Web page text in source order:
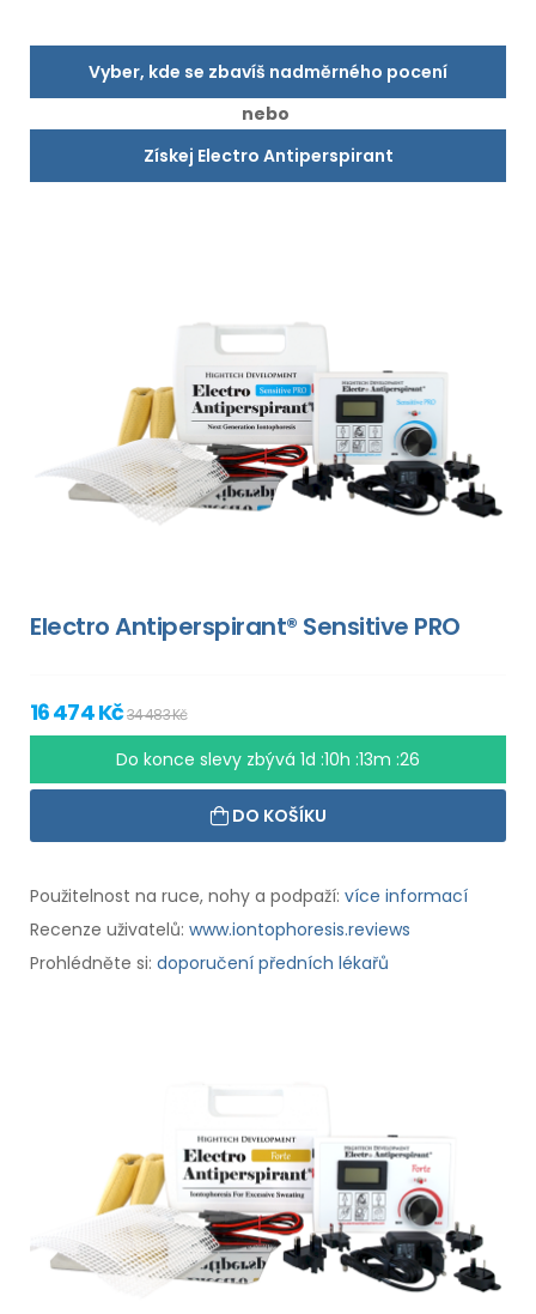
Vyber, kde se zbavíš nadměrného pocení
nebo
Získej Electro Antiperspirant
Electro Antiperspirant® Sensitive PRO
16 474 Kč34 483 Kč
Do konce slevy zbývá1d :10h :13m :25
DO KOŠÍKU
Použitelnost na ruce, nohy a podpaží: více informací
Recenze uživatelů: www.iontophoresis.reviews
Prohlédněte si: doporučení předních lékařů